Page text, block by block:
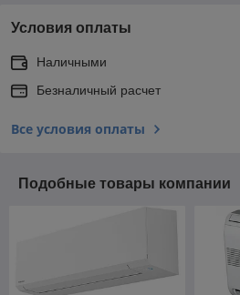
Условия оплаты
Наличными
Безналичный расчет
Все условия оплаты
Подобные товары компании